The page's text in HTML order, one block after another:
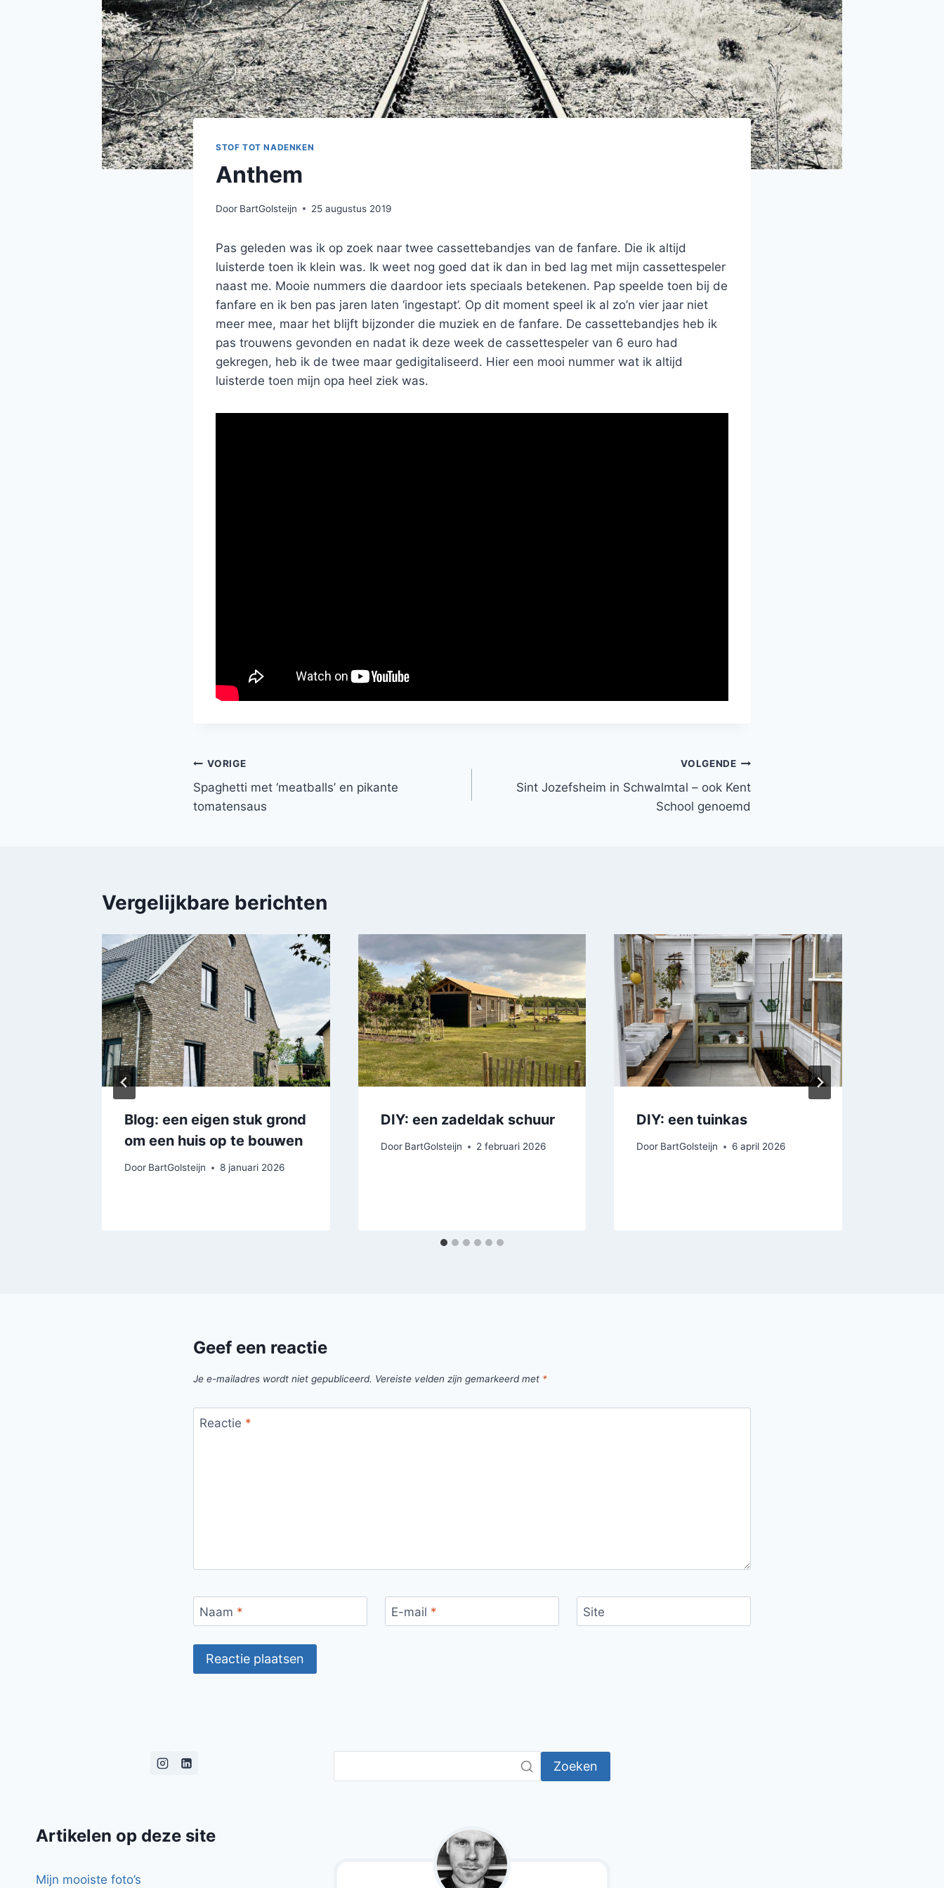
STOF TOT NADENKEN
Anthem
Door BartGolsteijn 25 augustus 2019
Pas geleden was ik op zoek naar twee cassettebandjes van de fanfare. Die ik altijd
luisterde toen ik klein was. Ik weet nog goed dat ik dan in bed lag met mijn cassettespeler
naast me. Mooie nummers die daardoor iets speciaals betekenen. Pap speelde toen bij de
fanfare en ik ben pas jaren laten ‘ingestapt’. Op dit moment speel ik al zo’n vier jaar niet
meer mee, maar het blijft bijzonder die muziek en de fanfare. De cassettebandjes heb ik
pas trouwens gevonden en nadat ik deze week de cassettespeler van 6 euro had
gekregen, heb ik de twee maar gedigitaliseerd. Hier een mooi nummer wat ik altijd
luisterde toen mijn opa heel ziek was.
Bericht
navigatie
VORIGE
Spaghetti met ‘meatballs’ en pikante
tomatensaus
VOLGENDE
Sint Jozefsheim in Schwalmtal – ook Kent
School genoemd
Vergelijkbare berichten
Blog: een eigen stuk grond
om een huis op te bouwen
Door BartGolsteijn 8 januari 2026
DIY: een zadeldak schuur
Door BartGolsteijn 2 februari 2026
DIY: een tuinkas
Door BartGolsteijn 6 april 2026
Geef een reactie
Je e-mailadres wordt niet gepubliceerd. Vereiste velden zijn gemarkeerd met *
Reactie *
Naam * E-mail * Site
Zoeken
Artikelen op deze site
Mijn mooiste foto’s